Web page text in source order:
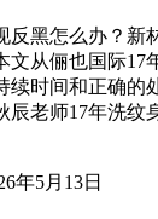
反黑怎么办？新
文从俪也国际17
续时间和正确的
辰老师17年洗纹
年5月13日